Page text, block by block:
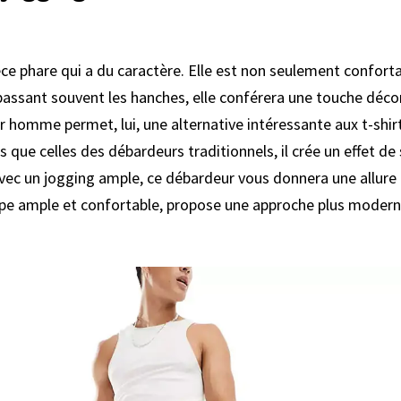
phare qui a du caractère. Elle est non seulement
souvent les hanches, elle conférera une touche
homme permet, lui, une alternative intéressante aux t-
que celles des débardeurs traditionnels, il crée un effet
un jogging ample, ce débardeur vous donnera une
ample et confortable, propose une approche plus